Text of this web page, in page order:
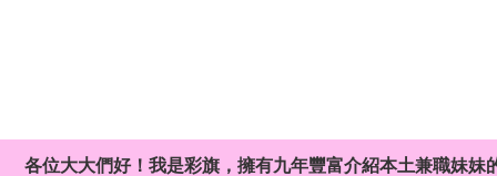
各位大大們好！我是彩旗，擁有九年豐富介紹本土兼職妹